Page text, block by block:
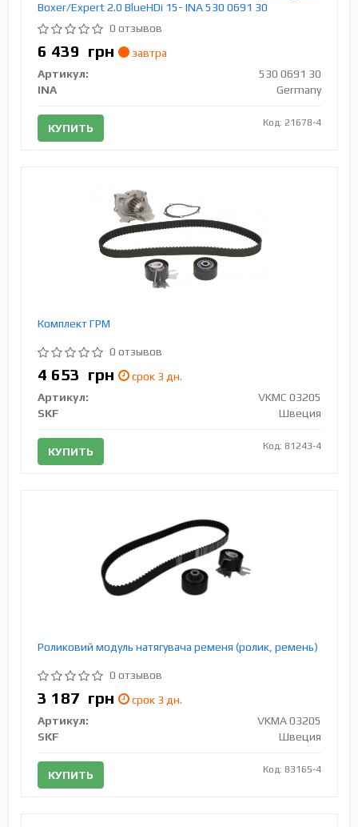
Boxer/Expert 2.0 BlueHDi 15- INA 530 0691 30
0 отзывов
6 439 грн
завтра
Артикул:
530 0691 30
INA
Germany
КУПИТЬ Код: 21678-4
Комплект ГРМ
0 отзывов
4 653 грн
срок 3 дн.
Артикул:
VKMC 03205
SKF
Швеция
КУПИТЬ Код: 81243-4
Роликовий модуль натягувача ременя (ролик, ремень)
0 отзывов
3 187 грн
срок 3 дн.
Артикул:
VKMA 03205
SKF
Швеция
КУПИТЬ Код: 83165-4